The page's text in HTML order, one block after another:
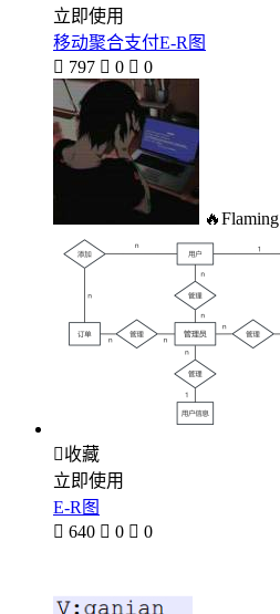
立即使用
移动聚合支付E-R图
 797  0  0
🔥Flaming
收藏
立即使用
E-R图
 640  0  0